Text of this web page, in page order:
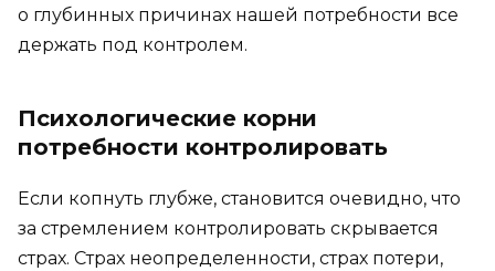
о глубинных причинах нашей потребности все
держать под контролем.
Психологические корни
потребности контролировать
Если копнуть глубже, становится очевидно, что
за стремлением контролировать скрывается
страх. Страх неопределенности, страх потери,